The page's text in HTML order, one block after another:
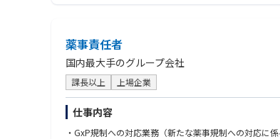
薬事責任者
国内最大手のグループ会社
課長以上 上場企業
仕事内容
・GxP規制への対応業務（新たな薬事規制への対応に係